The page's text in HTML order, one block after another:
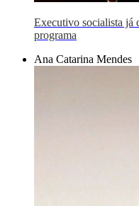
Executivo socialista já
programa
Ana Catarina Mendes